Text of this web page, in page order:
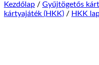
Kezdőlap / Gyűjtögetős
kártyajáték (HKK) / HKK